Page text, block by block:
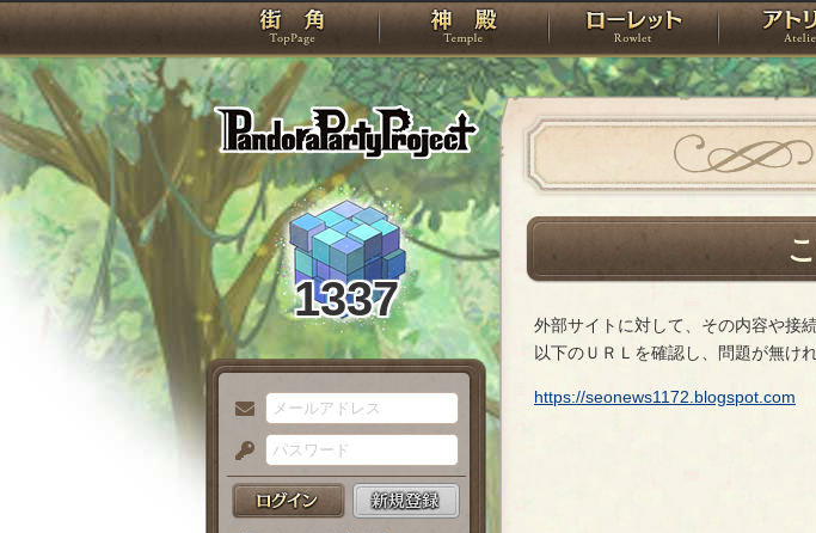
PandoraPartyProject
TOP 神殿 ローレット
1337
メ
ー
ル
パ
ス
外部サイトに対して、その内容や接
以下のＵＲＬを確認し、問題が無け
https://seonews1172.blogspot.com